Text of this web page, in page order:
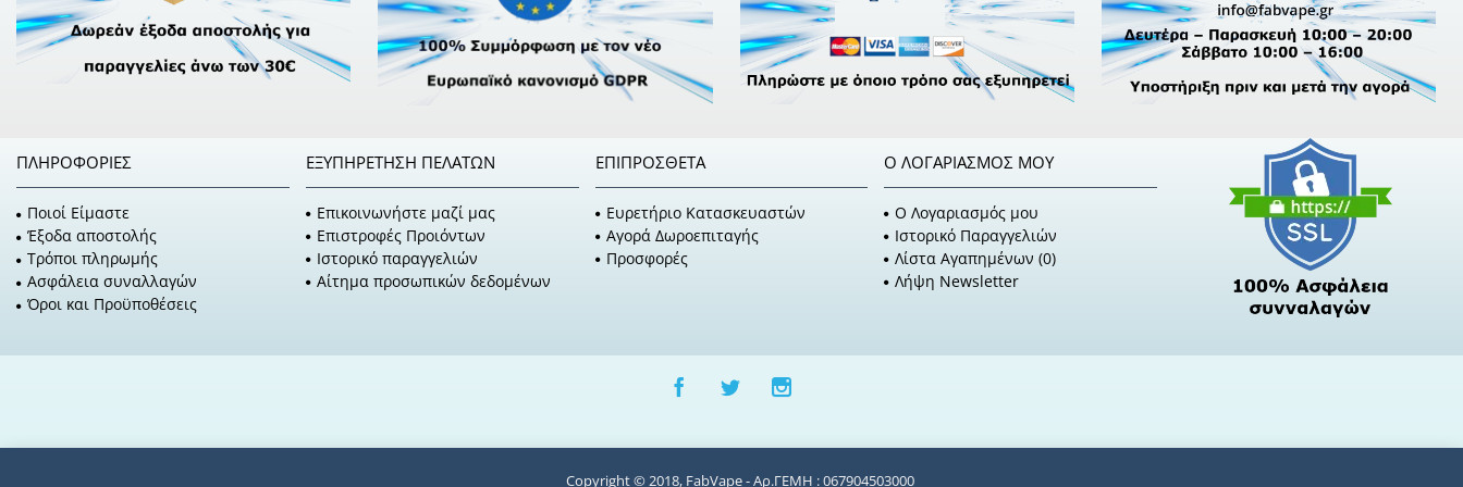
ΠΛΗΡΟΦΟΡΊΕΣ
Ποιοί Είμαστε
Έξοδα αποστολής
Τρόποι πληρωμής
Ασφάλεια συναλλαγών
Όροι και Προϋποθέσεις
ΕΞΥΠΗΡΈΤΗΣΗ ΠΕΛΑΤΏΝ
Επικοινωνήστε μαζί μας
Επιστροφές Προιόντων
Ιστορικό παραγγελιών
Αίτημα προσωπικών δεδομένων
ΕΠΙΠΡΌΣΘΕΤΑ
Ευρετήριο Κατασκευαστών
Αγορά Δωροεπιταγής
Προσφορές
Ο ΛΟΓΑΡΙΑΣΜΌΣ ΜΟΥ
O Λογαριασμός μου
Ιστορικό Παραγγελιών
Λίστα Αγαπημένων (0)
Λήψη Newsletter
Copyright © 2018, FabVape - Αρ.ΓΕΜΗ : 067904503000